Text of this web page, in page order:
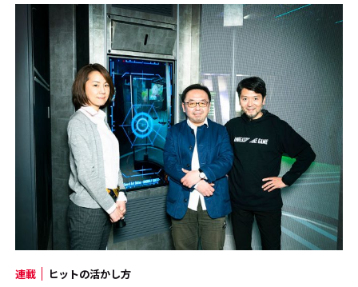
連載 ヒットの活かし方